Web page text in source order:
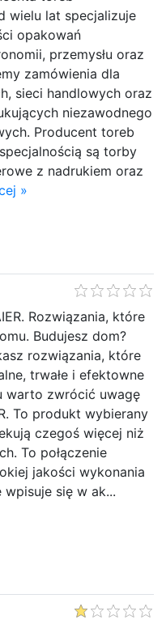
wielu lat specjalizuje
opakowań
przemysłu oraz
zamówienia dla
sieci handlowych oraz
niezawodnego
Producent toreb
są torby
z nadrukiem oraz
»
Rozwiązania, które
Budujesz dom?
rozwiązania, które
trwałe i efektowne
warto zwrócić uwagę
To produkt wybierany
czegoś więcej niż
To połączenie
jakości wykonania
się w ak...